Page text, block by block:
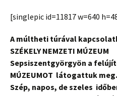
[singlepic id=11817 w=640
A múltheti túrával
SZÉKELY NEMZETI MÚZEUM
Sepsiszentgyörgyön a
MÚZEUMOT látogattuk meg.
Szép, napos, de szeles